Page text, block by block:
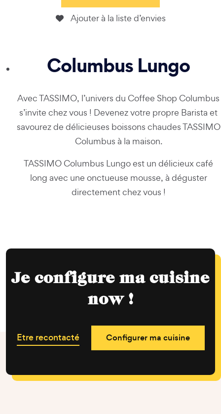
Ajouter à la liste d’envies
Columbus Lungo
Avec TASSIMO, l’univers du Coffee Shop Columbus
s’invite chez vous ! Devenez votre propre Barista et
savourez de délicieuses boissons chaudes TASSIMO
Columbus à la maison.
TASSIMO Columbus Lungo est un délicieux café
long avec une onctueuse mousse, à déguster
directement chez vous !
Je configure ma cuisine
now !
Etre recontacté Configurer ma cuisine